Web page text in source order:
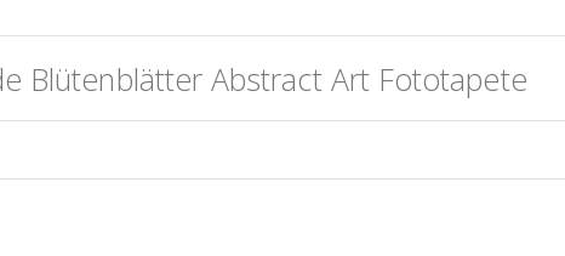
Blütenblätter Abstract Art Fototapete